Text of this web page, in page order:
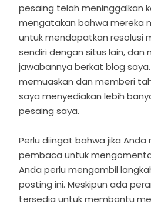
pesaing telah meninggalkan
mengatakan bahwa mereka
untuk mendapatkan resolusi
sendiri dengan situs lain, dan
jawabannya berkat blog
memuaskan dan memberi
saya menyediakan lebih
pesaing saya.
Perlu diingat bahwa jika Anda
pembaca untuk
Anda perlu mengambil
posting ini. Meskipun ada
tersedia untuk membantu